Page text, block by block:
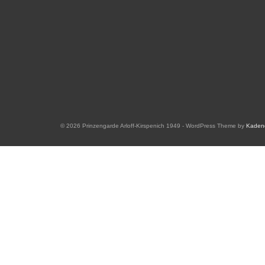
© 2026 Prinzengarde Arloff-Kirspenich 1949 - WordPress Theme by